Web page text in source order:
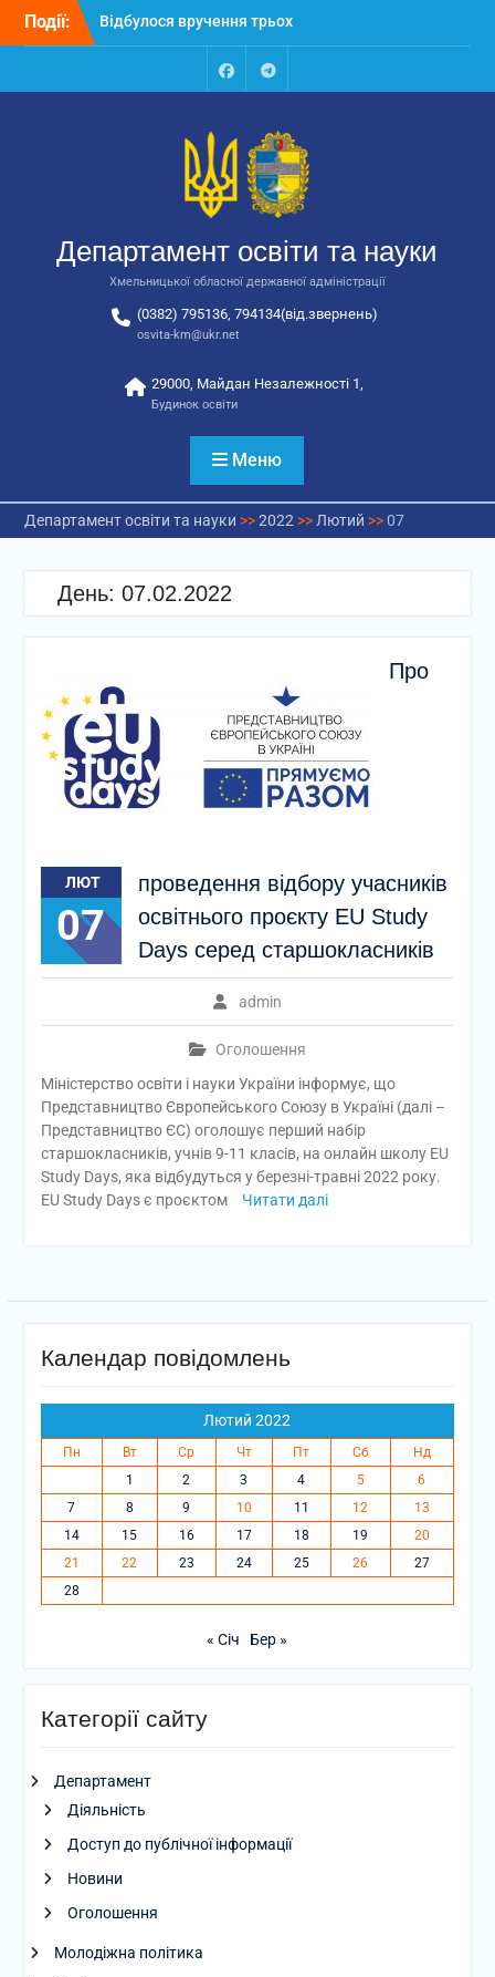
Перейти
Події:
Відбулося вручення трьох
автобусів для потреб
Відбулося засідання
освіти та науки обласної
державної адміністрації
Відбулась обласна
національно-патріотичне
виховання
FacebookTalegram
Департамент освіти та науки
Хмельницької обласної державної адміністрації
(0382) 795136, 794134(від.звернень)
osvita-km@ukr.net
29000, Майдан Незалежності 1,
Будинок освіти
Меню
Департамент освіти та науки >>2022 >> Лютий >>07
День: 07.02.2022
ЛЮТ
07
Про
проведення відбору учасників
освітнього проєкту EU Study
Days серед старшокласників
admin
Оголошення
Міністерство освіти і науки України інформує, що
Представництво Європейського Союзу в Україні (далі –
Представництво ЄС) оголошує перший набір
старшокласників, учнів 9-11 класів, на онлайн школу EU
Study Days, яка відбудуться у березні-травні 2022 року.
EU Study Days є проєктом
Читати далі
Календар повідомлень
Лютий 2022
Пн Вт Ср Чт Пт Сб
Нд
1
2 3 4 5
6
7
8 9 10 11 12
13
14
15 16 17 18 19
20
21
22 23 24 25 26
27
28
« Січ Бер »
Категорії сайту
Департамент
Діяльність
Доступ до публічної інформації
Новини
Оголошення
Молодіжна політика